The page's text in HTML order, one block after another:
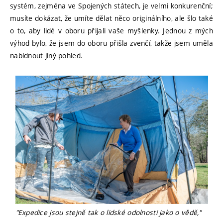
systém, zejména ve Spojených státech, je velmi konkurenční;
musíte dokázat, že umíte dělat něco originálního, ale šlo také
o to, aby lidé v oboru přijali vaše myšlenky. Jednou z mých
výhod bylo, že jsem do oboru přišla zvenčí, takže jsem uměla
nabídnout jiný pohled.
"Expedice jsou stejně tak o lidské odolnosti jako o vědě,"